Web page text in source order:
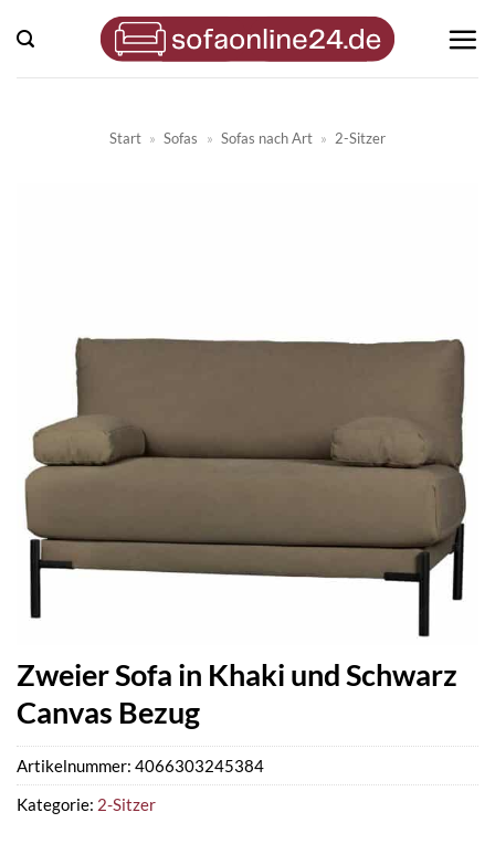
Inhalt
springen
Start » Sofas » Sofas nach Art » 2-Sitzer
Zweier Sofa in Khaki und Schwarz
Canvas Bezug
Artikelnummer: 4066303245384
Kategorie: 2-Sitzer